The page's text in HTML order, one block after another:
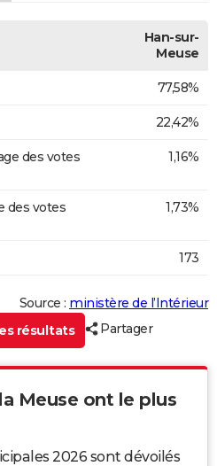
Han-sur-
Meuse
77,58%
22,42%
des votes
1,16%
des votes
1,73%
173
Source : ministère de l’Intérieur
résultats
Partager
Meuse ont le plus
2026 sont dévoilés